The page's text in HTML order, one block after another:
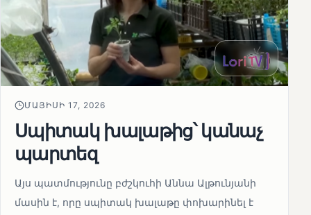
ՄԱՅԻՍԻ 17, 2026
Սպիտակ խալաթից՝ կանաչ
պարտեզ
Այս պատմությունը բժշկուհի Աննա Ալթունյանի
մասին է, որը սպիտակ խալաթը փոխարինել է